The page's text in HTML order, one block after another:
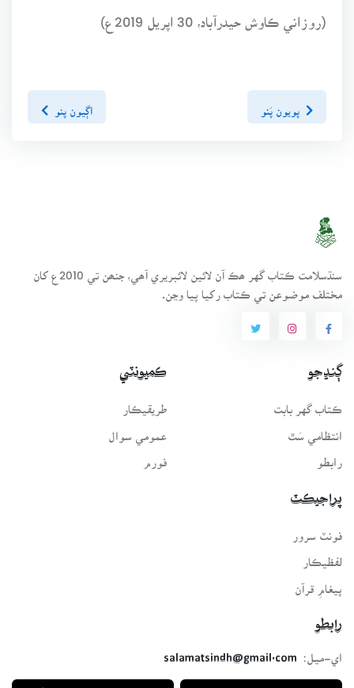
(روزاني ڪاوش حيدرآباد، 30 اپريل 2019ع)
پويون پَنو اڳيون پنو
سنڌسلامت ڪتاب گهر ھڪ آن لائين لائبريري آھي، جنھن تي 2010ع کان
مختلف موضوعن تي ڪتاب رکيا پيا وڃن.
ڳنڍجو
ڪتاب گهر بابت
انتظامي سَٿ
رابطو
ڪميونٽي
طريقيڪار
عمومي سوال
فورم
پراجيڪٽ
لفظيڪار
پيغامِ قرآن
رابطو
اي-ميل:
salamatsindh@gmail.com